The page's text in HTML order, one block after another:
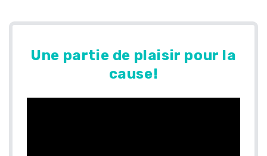
Une partie de plaisir pour la
cause!